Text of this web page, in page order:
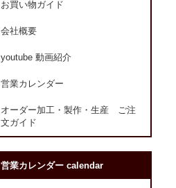
お買い物ガイド
会社概要
youtube 動画紹介
営業カレンダー
オーダー加工・製作・生産 ご注
文ガイド
営業カレンダー calendar